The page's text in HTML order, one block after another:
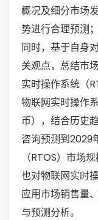
概况及细分市场
势进行合理预测
同时，基于自身
关观点，总结市
实时操作系统（
物联网实时操作
币），结合历史
咨询预测到2029
（RTOS）市场
也对物联网实时
应用市场销售量
与预测分析。